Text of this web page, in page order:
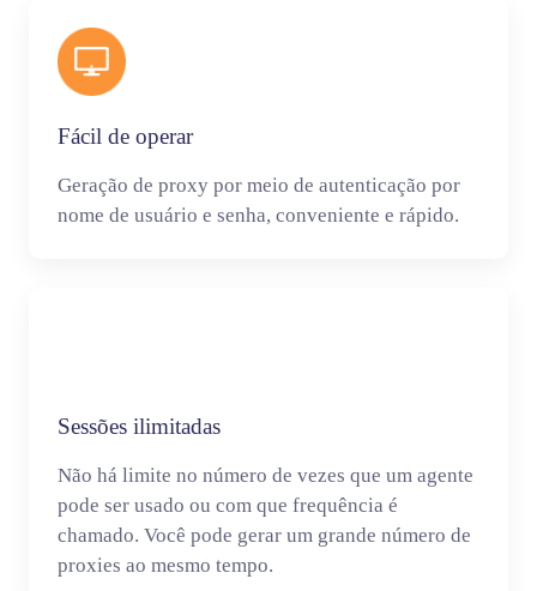
Fácil de operar
Geração de proxy por meio de autenticação por
nome de usuário e senha, conveniente e rápido.
Sessões ilimitadas
Não há limite no número de vezes que um agente
pode ser usado ou com que frequência é
chamado. Você pode gerar um grande número de
proxies ao mesmo tempo.